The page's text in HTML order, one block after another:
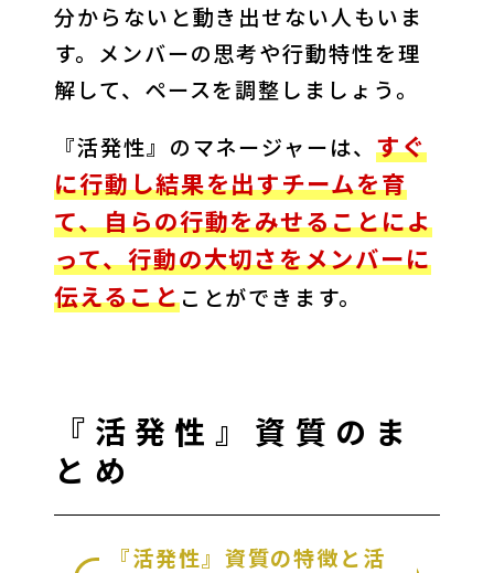
分からないと動き出せない人もいま
す。メンバーの思考や行動特性を理
解して、ペースを調整しましょう。
『活発性』のマネージャーは、 すぐ
に行動し結果を出すチームを育
て、自らの行動をみせることによ
って、行動の大切さをメンバーに
伝えることことができます。
『活発性』資質のま
とめ
『活発性』資質の特徴と活